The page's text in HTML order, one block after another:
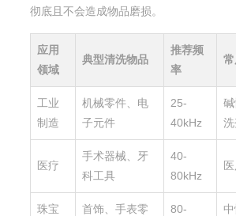
彻底且不会造成物品磨损。
应用
领域
典型清洗物品
推荐频
率
常
工业
制造
机械零件、电
子元件
25-
40kHz
洗
医疗
手术器械、牙
科工具
40-
80kHz
珠宝
首饰、手表零
80-